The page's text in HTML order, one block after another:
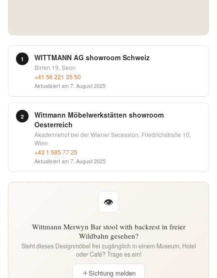
1 WITTMANN AG showroom Schweiz
Birren 19, Seon
+41 56 221 35 50
Aktualisiert am7. August 2025
2
Wittmann Möbelwerkstätten showroom
Oesterreich
Akademiehof bei der Wiener Secession, Friedrichstraße 10,
Wien
+43 1 585 77 25
Aktualisiert am7. August 2025
👁
Wittmann Merwyn Bar stool with backrest in freier
Wildbahn gesehen?
Steht dieses Designmöbel frei zugänglich in einem Museum, Hotel
oder Café? Trage es ein!
Sichtung melden